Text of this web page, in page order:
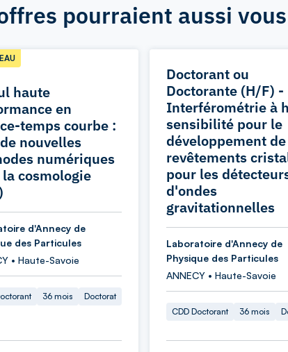
pourraient aussi
haute
en
temps courbe :
nouvelles
numériques
cosmologie
d'Annecy de
des Particules
• Haute-Savoie
36 mois Doctorat
Doctorant ou
Doctorante (H/F) -
Interférométrie à
sensibilité pour le
développement de
revêtements
pour les
d'ondes
gravitationnelles
Laboratoire d'Annecy de
Physique des Particules
ANNECY • Haute-Savoie
CDD Doctorant 36 mois